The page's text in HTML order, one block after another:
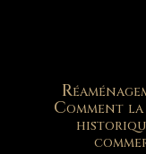
Comment